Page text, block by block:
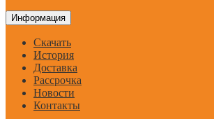
Информация
Скачать
История
Доставка
Рассрочка
Новости
Контакты